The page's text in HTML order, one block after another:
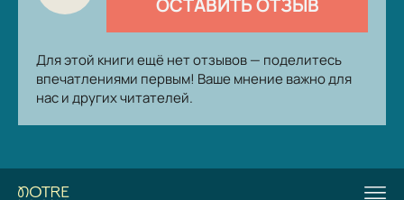
Для этой книги ещё нет отзывов — поделитесь
впечатлениями первым! Ваше мнение важно для
нас и других читателей.